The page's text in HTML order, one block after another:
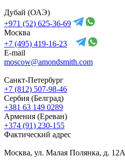
Дубай (ОАЭ)
+971 (52) 625-36-69
Москва
+7 (495) 419-16-23
E-mail
moscow@amondsmith.com
Санкт-Петербург
+7 (812) 507-98-46
Сербия (Белград)
+381 63 149 0289
Армения (Ереван)
+374 (91) 230-155
Фактический адрес
Москва, ул. Малая Полянка, д. 12А